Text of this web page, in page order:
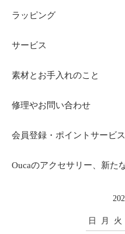
ラッピング
サービス
素材とお手入れのこと
修理やお問い合わせ
会員登録・ポイントサービス
Oucaのアクセサリー、新た
日 月 火